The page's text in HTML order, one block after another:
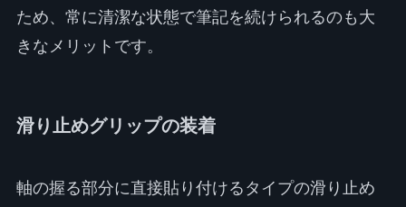
ため、常に清潔な状態で筆記を続けられるのも大
きなメリットです。
滑り止めグリップの装着
軸の握る部分に直接貼り付けるタイプの滑り止め